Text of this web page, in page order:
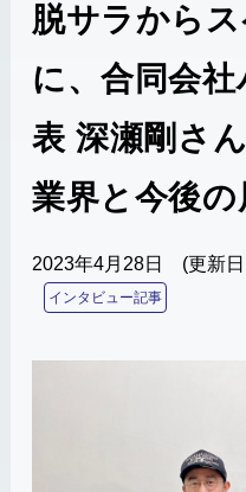
脱サラから
に、合同会
表 深瀬剛さ
業界と今後の
2023年4月28日 (更新
インタビュー記事